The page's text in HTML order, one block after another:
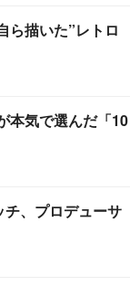
描いた”レトロ
本気で選んだ「10
チ、プロデューサ